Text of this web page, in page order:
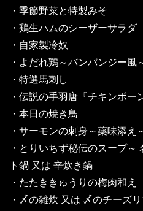
・季節野菜と特製みそ
・鶏生ハムのシーザーサラダ
・自家製冷奴
・よだれ鶏～バンバンジー風
・特選馬刺し
・伝説の手羽唐『チキンボー
・本日の焼き鳥
・サーモンの刺身～薬味添え
・とりいちず秘伝のスープ～
ト鍋 又は 辛炊き鍋
・たたききゅうりの梅肉和え
・〆の雑炊 又は 〆のチーズ